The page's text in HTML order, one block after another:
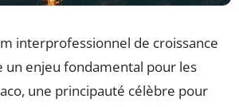
interprofessionnel de croissance
un enjeu fondamental pour les
une principauté célèbre pour